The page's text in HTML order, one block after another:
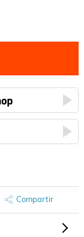
Compartir